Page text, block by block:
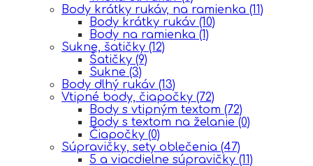
Body krátky rukáv, na ramienka (11)
Body krátky rukáv (10)
Body na ramienka (1)
Sukne, šatičky (12)
Šatičky (9)
Sukne (3)
Body dlhý rukáv (13)
Vtipné body, čiapočky (72)
Body s vtipným textom (72)
Body s textom na želanie (0)
Čiapočky (0)
Súpravičky, sety oblečenia (47)
5 a viacdielne súpravičky (11)